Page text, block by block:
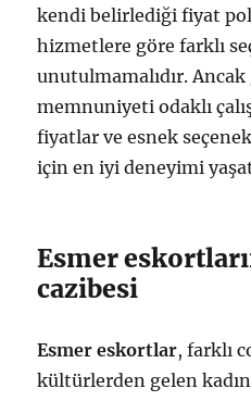
kendi belirlediği fiyat
hizmetlere göre farklı
unutulmamalıdır.
memnuniyeti odaklı
fiyatlar ve esnek
için en iyi deneyimi
Esmer
cazibesi
Esmer eskortlar, farklı
kültürlerden gelen